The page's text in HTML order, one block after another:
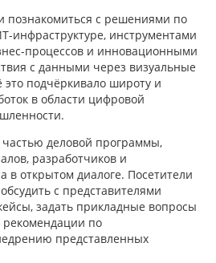
познакомиться с решениями по
инфраструктуре, инструментами
процессов и инновационными
с данными через визуальные
подчёркивало широту и
в области цифровой
частью деловой программы,
разработчиков и
в открытом диалоге. Посетители
с представителями
задать прикладные вопросы
рекомендации по
представленных